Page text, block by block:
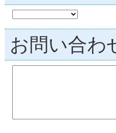
お問い合わ